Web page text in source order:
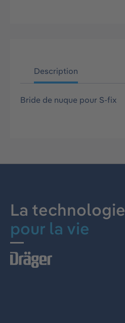
Description
Bride de nuque pour S-fix
La technologie
pour la vie